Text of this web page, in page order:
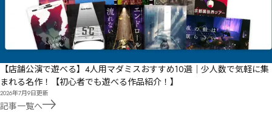
【店舗公演で遊べる】4人用マダミスおすすめ10選｜少人数で気軽に集
まれる名作！【初心者でも遊べる作品紹介！】
2026年7月9日更新
記事一覧へ